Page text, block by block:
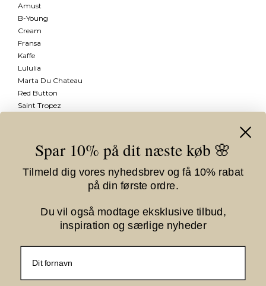
Amust
B-Young
Cream
Fransa
Kaffe
Lululia
Marta Du Chateau
Red Button
Saint Tropez
Information
Vilkår
Spar 10% på dit næste køb 🌸
Tilmeld dig vores nyhedsbrev og få 10% rabat
på din første ordre.
Du vil også modtage eksklusive tilbud,
inspiration og særlige nyheder
Fornavn